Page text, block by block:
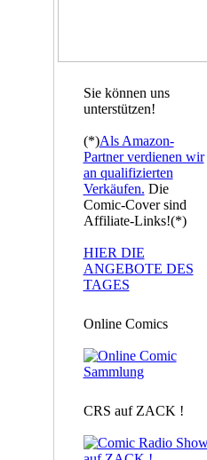
Sie können uns
unterstützen!
(*)Als Amazon-
Partner verdienen wir
an qualifizierten
Verkäufen. Die
Comic-Cover sind
Affiliate-Links!(*)
HIER DIE
ANGEBOTE DES
TAGES
Online Comics
CRS auf ZACK !